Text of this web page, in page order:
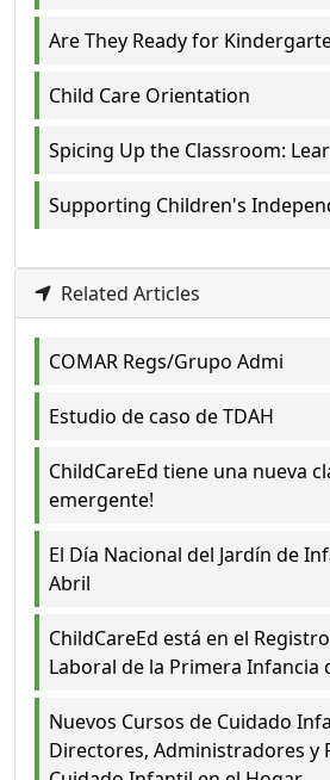
Are They Ready for
Child Care Orientation
Spicing Up the Classroom:
Supporting Children's
Related Articles
COMAR Regs/Grupo Admi
Estudio de caso de TDAH
ChildCareEd tiene una nueva
emergente!
El Día Nacional del Jardín de
Abril
ChildCareEd está en el
Laboral de la Primera Infancia
Nuevos Cursos de Cuidado
Directores, Administradores y